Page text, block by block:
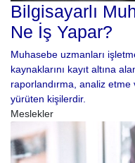
Bilgisayarlı
Ne İş Yapar?
Muhasebe uzmanları
kaynaklarını kayıt altına
raporlandırma, analiz
yürüten kişilerdir.
Meslekler